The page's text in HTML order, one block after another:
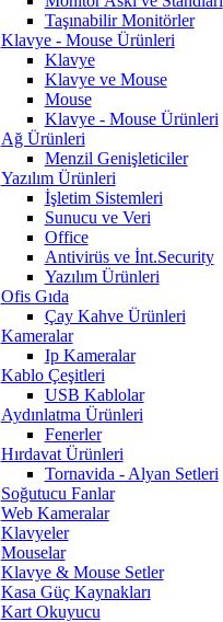
Taşınabilir Monitörler
Klavye - Mouse Ürünleri
Klavye
Klavye ve Mouse
Mouse
Klavye - Mouse Ürünleri
Ağ Ürünleri
Menzil Genişleticiler
Yazılım Ürünleri
İşletim Sistemleri
Sunucu ve Veri
Office
Antivirüs ve İnt.Security
Yazılım Ürünleri
Ofis Gıda
Çay Kahve Ürünleri
Kameralar
Ip Kameralar
Kablo Çeşitleri
USB Kablolar
Aydınlatma Ürünleri
Fenerler
Hırdavat Ürünleri
Tornavida - Alyan Setleri
Soğutucu Fanlar
Web Kameralar
Klavyeler
Mouselar
Klavye & Mouse Setler
Kasa Güç Kaynakları
Kart Okuyucu